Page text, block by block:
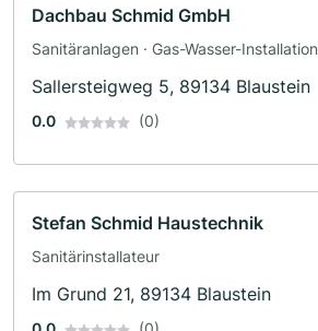
Dachbau Schmid GmbH
Sanitäranlagen · Gas-Wasser-Installation
Sallersteigweg 5, 89134 Blaustein
0.0 (0)
Stefan Schmid Haustechnik
Sanitärinstallateur
Im Grund 21, 89134 Blaustein